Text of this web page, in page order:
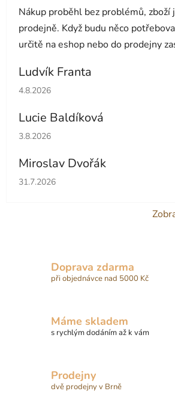
Nákup proběhl bez problémů, zboží
prodejně. Když budu něco
určitě na eshop nebo do prodejny
Ludvík Franta
Hodnocení obchodu je 5 z 5
4.8.2026
Lucie Baldíková
Hodnocení obchodu je 5 z 5
3.8.2026
Miroslav Dvořák
Hodnocení obchodu je 5 z 5
31.7.2026
Doprava zdarma
při objednávce nad 5000 Kč
Máme skladem
s rychlým dodáním až k vám
Prodejny
dvě prodejny v Brně